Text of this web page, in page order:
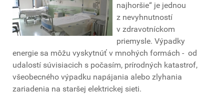
najhoršie“ je jednou
z nevyhnutností
v zdravotníckom
priemysle. Výpadky
energie sa môžu vyskytnúť v mnohých formách - od
udalostí súvisiacich s počasím, prírodných katastrof,
všeobecného výpadku napájania alebo zlyhania
zariadenia na staršej elektrickej sieti.